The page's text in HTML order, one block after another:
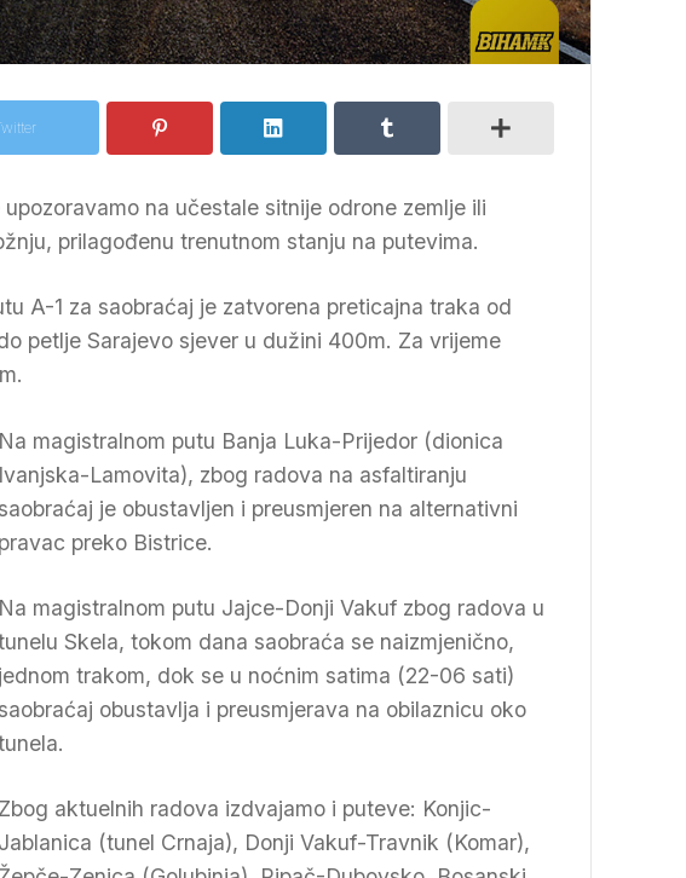
na učestale sitnije odrone zemlje ili
prilagođenu trenutnom stanju na putevima.
A-1 za saobraćaj je zatvorena preticajna traka od
petlje Sarajevo sjever u dužini 400m. Za vrijeme
Na magistralnom putu Banja Luka-Prijedor (dionica
Ivanjska-Lamovita), zbog radova na asfaltiranju
saobraćaj je obustavljen i preusmjeren na alternativni
pravac preko Bistrice.
Na magistralnom putu Jajce-Donji Vakuf zbog radova u
Skela, tokom dana saobraća se naizmjenično,
jednom trakom, dok se u noćnim satima (22-06 sati)
saobraćaj obustavlja i preusmjerava na obilaznicu oko
Zbog aktuelnih radova izdvajamo i puteve: Konjic-
Jablanica (tunel Crnaja), Donji Vakuf-Travnik (Komar),